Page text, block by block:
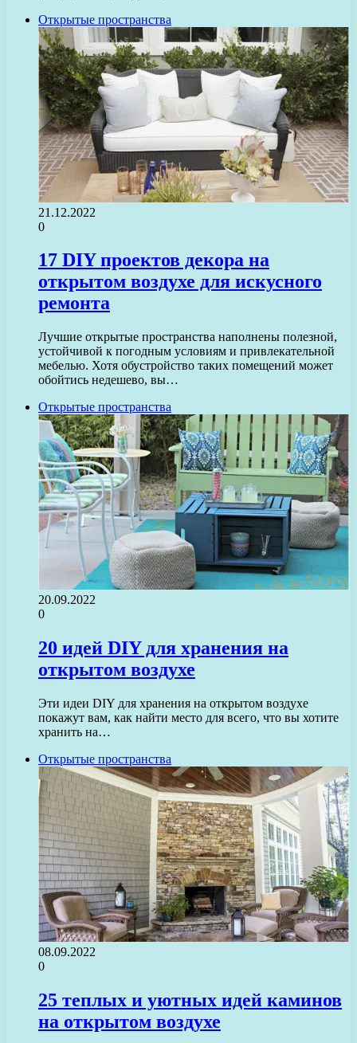
Открытые пространства
21.12.2022
0
17 DIY проектов декора на
открытом воздухе для искусного
ремонта
Лучшие открытые пространства наполнены полезной,
устойчивой к погодным условиям и привлекательной
мебелью. Хотя обустройство таких помещений может
обойтись недешево, вы…
Открытые пространства
20.09.2022
0
20 идей DIY для хранения на
открытом воздухе
Эти идеи DIY для хранения на открытом воздухе
покажут вам, как найти место для всего, что вы хотите
хранить на…
Открытые пространства
08.09.2022
0
25 теплых и уютных идей каминов
на открытом воздухе